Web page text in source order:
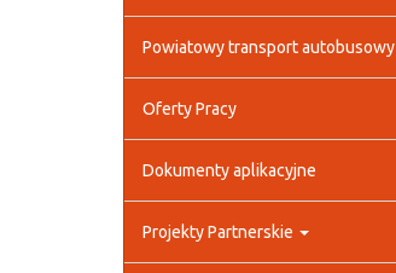
Powiatowy transport autobusowy
Oferty Pracy
Dokumenty aplikacyjne
Projekty Partnerskie